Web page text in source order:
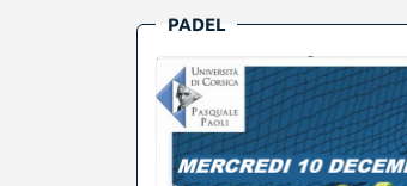
PADEL